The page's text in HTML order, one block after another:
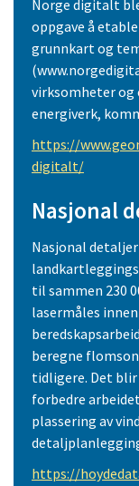
Norge digitalt
oppgave å
grunnkart og
virksomheter og
energiverk,
https://
digitalt/
Nasjonal
Nasjonal
til sammen 230
lasermåles
beregne
tidligere. Det blir
forbedre
plassering av
https://